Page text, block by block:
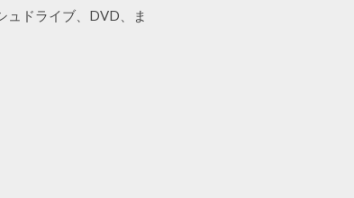
ュドライブ、DVD、ま